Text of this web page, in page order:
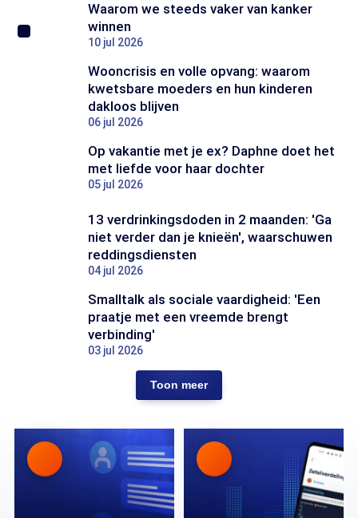
Waarom we steeds vaker van kanker
winnen
10 jul 2026
Wooncrisis en volle opvang: waarom
kwetsbare moeders en hun kinderen
dakloos blijven
06 jul 2026
Op vakantie met je ex? Daphne doet het
met liefde voor haar dochter
05 jul 2026
13 verdrinkingsdoden in 2 maanden: 'Ga
niet verder dan je knieën', waarschuwen
reddingsdiensten
04 jul 2026
Smalltalk als sociale vaardigheid: 'Een
praatje met een vreemde brengt
verbinding'
03 jul 2026
Toon meer